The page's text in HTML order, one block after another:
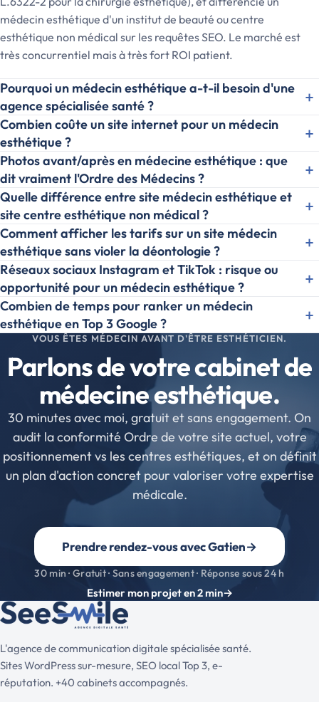
médecin esthétique d'un institut de beauté ou centre
esthétique non médical sur les requêtes SEO. Le marché est
très concurrentiel mais à très fort ROI patient.
Pourquoi un médecin esthétique a-t-il besoin d'une
agence spécialisée santé ?
+
Combien coûte un site internet pour un médecin
esthétique ?
+
Photos avant/après en médecine esthétique : que
dit vraiment l'Ordre des Médecins ?
+
Quelle différence entre site médecin esthétique et
site centre esthétique non médical ?
+
Comment afficher les tarifs sur un site médecin
esthétique sans violer la déontologie ?
+
Réseaux sociaux Instagram et TikTok : risque ou
opportunité pour un médecin esthétique ?
+
Combien de temps pour ranker un médecin
esthétique en Top 3 Google ?
+
VOUS ÊTES MÉDECIN AVANT D'ÊTRE ESTHÉTICIEN.
Parlons de votre cabinet de
médecine esthétique.
30 minutes avec moi, gratuit et sans engagement. On
audit la conformité Ordre de votre site actuel, votre
positionnement vs les centres esthétiques, et on définit
un plan d'action concret pour valoriser votre expertise
médicale.
Prendre rendez-vous avec Gatien→
30 min · Gratuit · Sans engagement · Réponse sous 24 h
Estimer mon projet en 2 min→
L'agence de communication digitale spécialisée santé.
Sites WordPress sur-mesure, SEO local Top 3, e-
réputation. +40 cabinets accompagnés.